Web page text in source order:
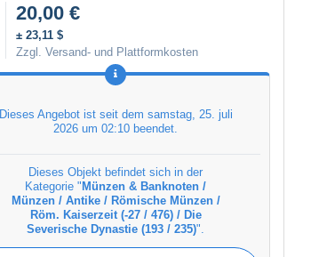
20,00 €
± 23,11 $
Zzgl. Versand- und Plattformkosten
Dieses Angebot ist seit dem samstag, 25. juli
2026 um 02:10 beendet.
Dieses Objekt befindet sich in der
Kategorie " Münzen & Banknoten /
Münzen / Antike / Römische Münzen /
Röm. Kaiserzeit (-27 / 476) / Die
Severische Dynastie (193 / 235)".